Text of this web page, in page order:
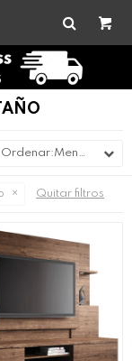
Menor precio
Quitar filtros